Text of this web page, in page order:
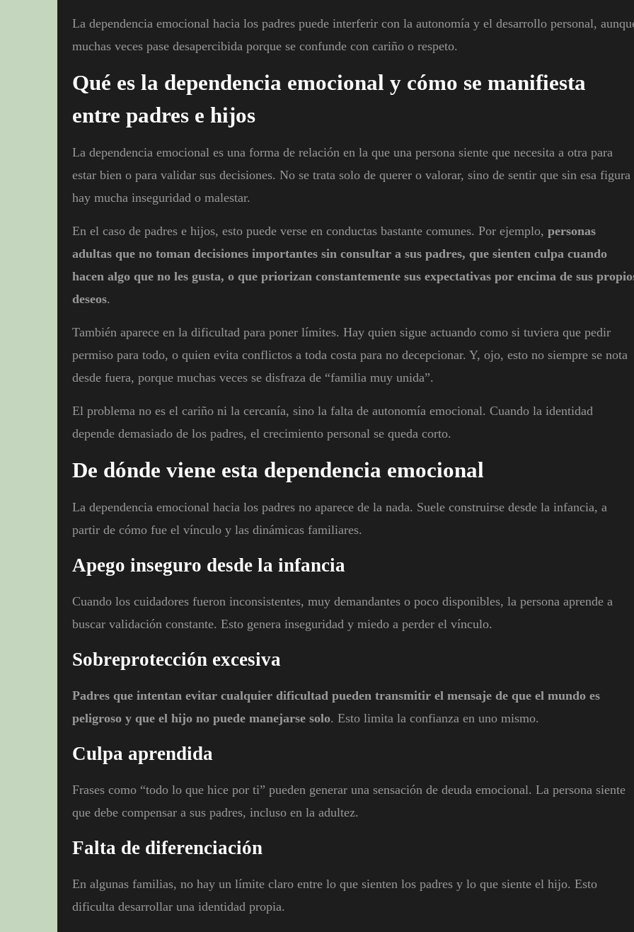
La dependencia emocional hacia los padres puede interferir con la autonomía y el desarrollo personal,
muchas veces pase desapercibida porque se confunde con cariño o respeto.
Qué es la dependencia emocional y cómo se manifiesta
entre padres e hijos
La dependencia emocional es una forma de relación en la que una persona siente que necesita a otra para
estar bien o para validar sus decisiones. No se trata solo de querer o valorar, sino de sentir que sin esa figura
hay mucha inseguridad o malestar.
En el caso de padres e hijos, esto puede verse en conductas bastante comunes. Por ejemplo, personas
adultas que no toman decisiones importantes sin consultar a sus padres, que sienten culpa cuando
hacen algo que no les gusta, o que priorizan constantemente sus expectativas por encima de sus
deseos.
También aparece en la dificultad para poner límites. Hay quien sigue actuando como si tuviera que pedir
permiso para todo, o quien evita conflictos a toda costa para no decepcionar. Y, ojo, esto no siempre se nota
desde fuera, porque muchas veces se disfraza de “familia muy unida”.
El problema no es el cariño ni la cercanía, sino la falta de autonomía emocional. Cuando la identidad
depende demasiado de los padres, el crecimiento personal se queda corto.
De dónde viene esta dependencia emocional
La dependencia emocional hacia los padres no aparece de la nada. Suele construirse desde la infancia, a
partir de cómo fue el vínculo y las dinámicas familiares.
Apego inseguro desde la infancia
Cuando los cuidadores fueron inconsistentes, muy demandantes o poco disponibles, la persona aprende a
buscar validación constante. Esto genera inseguridad y miedo a perder el vínculo.
Sobreprotección excesiva
Padres que intentan evitar cualquier dificultad pueden transmitir el mensaje de que el mundo es
peligroso y que el hijo no puede manejarse solo. Esto limita la confianza en uno mismo.
Culpa aprendida
Frases como “todo lo que hice por ti” pueden generar una sensación de deuda emocional. La persona siente
que debe compensar a sus padres, incluso en la adultez.
Falta de diferenciación
En algunas familias, no hay un límite claro entre lo que sienten los padres y lo que siente el hijo. Esto
dificulta desarrollar una identidad propia.